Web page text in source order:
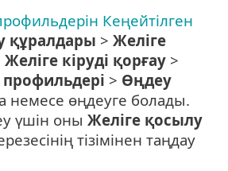
Кеңейтілген
құралдары > Желіге
Желіге кіруді қорғау >
> Өңдеу
немесе өңдеуге болады.
үшін оны Желіге қосылу
тізімінен таңдау